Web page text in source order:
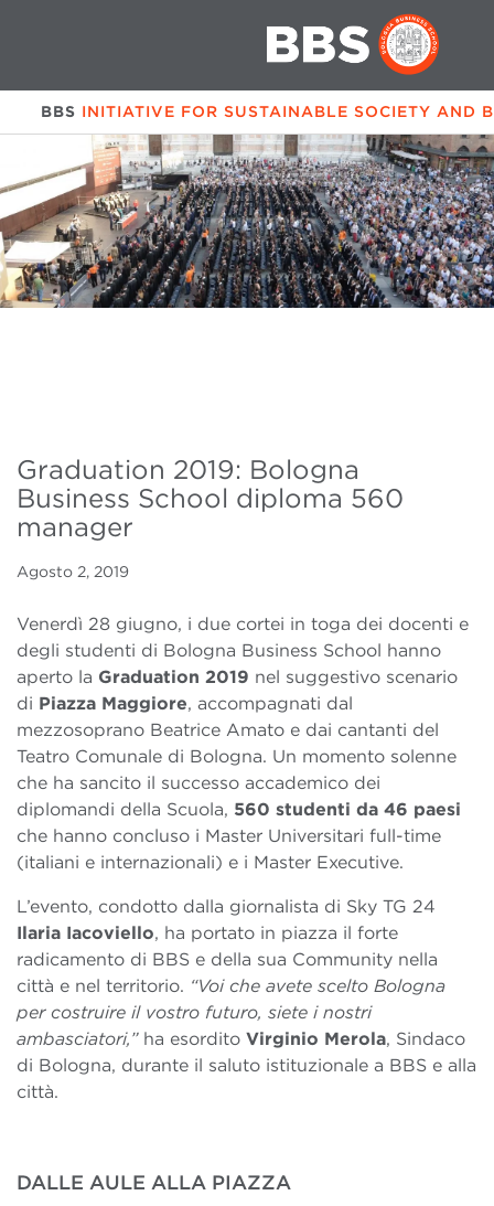
BBS INITIATIVE FOR SUSTAINABLE SOCIETY AND
Graduation 2019: Bologna
Business School diploma 560
manager
Agosto 2, 2019
Venerdì 28 giugno, i due cortei in toga dei docenti e
degli studenti di Bologna Business School hanno
aperto la Graduation 2019 nel suggestivo scenario
di Piazza Maggiore, accompagnati dal
mezzosoprano Beatrice Amato e dai cantanti del
Teatro Comunale di Bologna. Un momento solenne
che ha sancito il successo accademico dei
diplomandi della Scuola, 560 studenti da 46 paesi
che hanno concluso i Master Universitari full-time
(italiani e internazionali) e i Master Executive.
L’evento, condotto dalla giornalista di Sky TG 24
Ilaria Iacoviello, ha portato in piazza il forte
radicamento di BBS e della sua Community nella
città e nel territorio. “Voi che avete scelto Bologna
per costruire il vostro futuro, siete i nostri
ambasciatori,”ha esordito Virginio Merola, Sindaco
di Bologna, durante il saluto istituzionale a BBS e alla
città.
DALLE AULE ALLA PIAZZA